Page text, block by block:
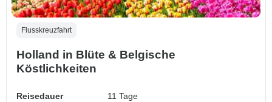
Flusskreuzfahrt
Holland in Blüte & Belgische
Köstlichkeiten
Reisedauer
11 Tage